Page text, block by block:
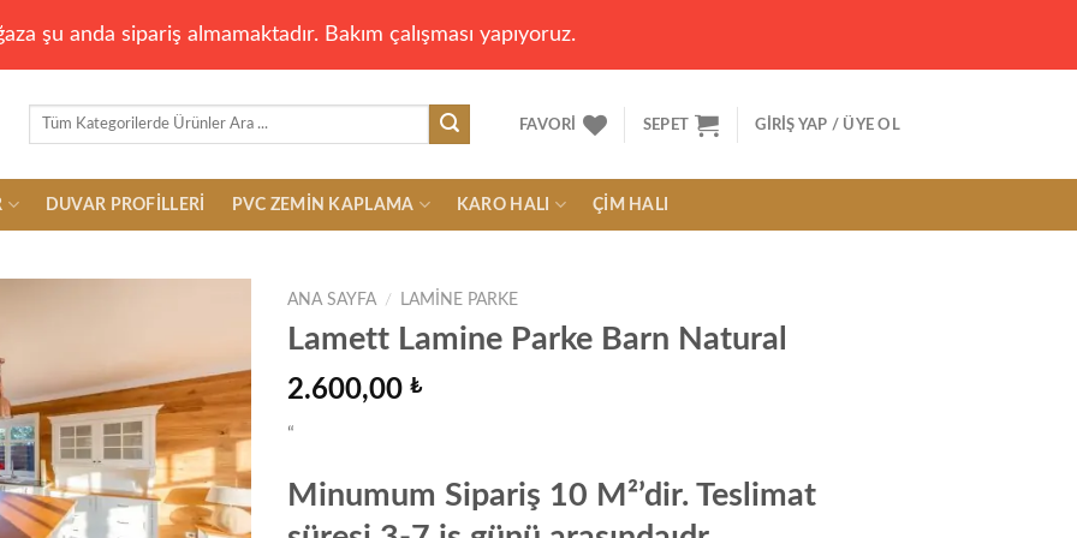
şu anda sipariş almamaktadır. Bakım çalışması yapıyoruz.
Ara:
FAVORI SEPET GIRIŞ YAP / ÜYE OL
DUVAR PROFILLERI PVC ZEMIN KAPLAMA KARO HALI ÇIM HALI
Add to
wishlist
ANA SAYFA / LAMINE PARKE
Lamett Lamine Parke Barn Natural
2.600,00 ₺
“
Minumum Sipariş 10 M²’dir. Teslimat